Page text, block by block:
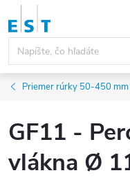
Prejsť
obsah
Priemer rúrky 50-450
GF11 -
vlákna Ø